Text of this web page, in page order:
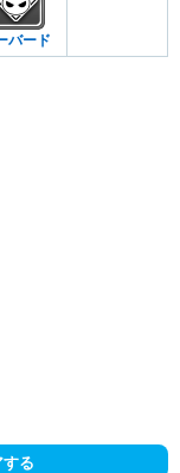
バード
る